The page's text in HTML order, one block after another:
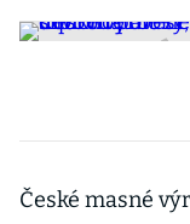
České masné